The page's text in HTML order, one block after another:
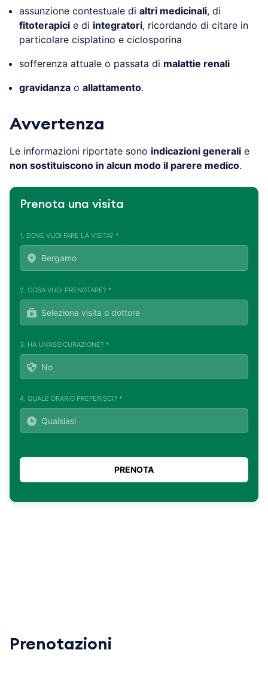
assunzione contestuale di altri medicinali, di
fitoterapici e di integratori, ricordando di citare in
particolare cisplatino e ciclosporina
sofferenza attuale o passata di malattie renali
gravidanza o allattamento.
Avvertenza
Le informazioni riportate sono indicazioni generali e
non sostituiscono in alcun modo il parere medico.
Prenota una visita
1. DOVE VUOI FARE LA VISITA? *
2. COSA VUOI PRENOTARE? *
3. HA UN'ASSICURAZIONE? *
4. QUALE ORARIO PREFERISCI? *
Prenotazioni